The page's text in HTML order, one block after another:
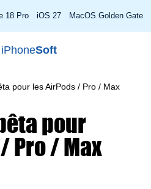
18 Pro iOS 27 MacOS Golden Gate
iPhoneSoft
pour les AirPods / Pro / Max
pour
Pro / Max